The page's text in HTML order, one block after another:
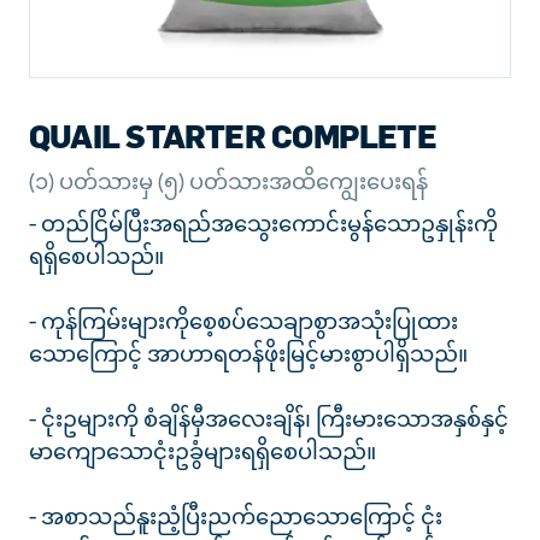
QUAIL STARTER COMPLETE
(၁) ပတ်သားမှ (၅) ပတ်သားအထိကျွေးပေးရန်
- တည်ငြိမ်ပြီးအရည်အသွေးကောင်းမွန်သောဥနှုန်းကို
ရရှိစေပါသည်။
- ကုန်ကြမ်းများကိုစေ့စပ်သေချာစွာအသုံးပြုထား
သောကြောင့် အာဟာရတန်ဖိုးမြင့်မားစွာပါရှိသည်။
- ငုံးဥများကို စံချိန်မှီအလေးချိန်၊ ကြီးမားသောအနှစ်နှင့်
မာကျောသောငုံးဥခွံများရရှိစေပါသည်။
- အစာသည်နူးညံ့ပြီးညက်ညောသောကြောင့် ငုံး